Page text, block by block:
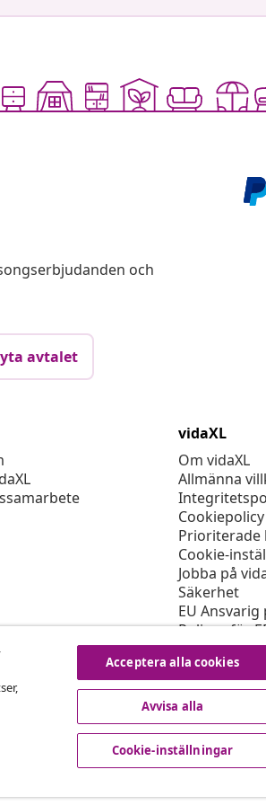
och
avtalet
vidaXL
Om vidaXL
Allmänna
Cookiepolicy
Prioriterade
Cookie-
Jobba på
Säkerhet
EU Ansvarig
Policyn för
Acceptera alla cookies
Avvisa alla
Cookie-inställningar